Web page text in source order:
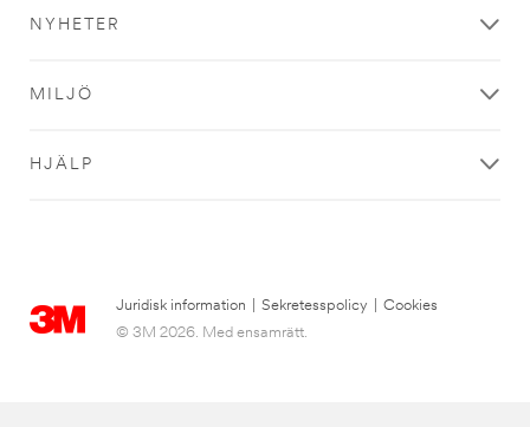
NYHETER
MILJÖ
HJÄLP
Juridisk information Sekretesspolicy
Cookies
© 3M 2026. Med ensamrätt.